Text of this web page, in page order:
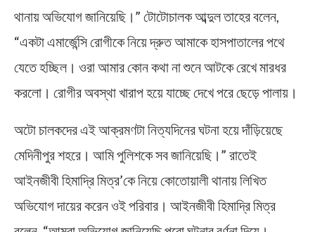
থানায় অভিযোগ জানিয়েছি।” টোটোচালক আব্দুল তাহের বলেন,
“একটা এমার্জেন্সি রোগীকে নিয়ে দ্রুত আমাকে হাসপাতালের পথে
যেতে হচ্ছিল। ওরা আমার কোন কথা না শুনে আটকে রেখে মারধর
করলো। রোগীর অবস্থা খারাপ হয়ে যাচ্ছে দেখে পরে ছেড়ে পালায়।
অটো চালকদের এই আক্রমণটা নিত্যদিনের ঘটনা হয়ে দাঁড়িয়েছে
মেদিনীপুর শহরে। আমি পুলিশকে সব জানিয়েছি।” রাতেই
আইনজীবী হিমাদ্রি মিত্র’কে নিয়ে কোতোয়ালী থানায় লিখিত
অভিযোগ দায়ের করেন ওই পরিবার। আইনজীবী হিমাদ্রি মিত্র